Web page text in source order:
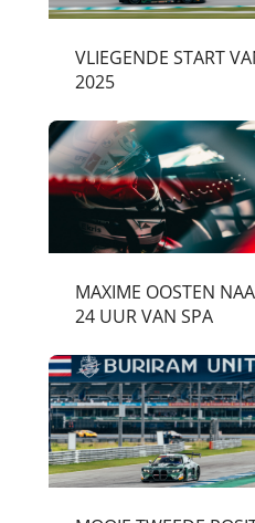
VLIEGENDE START
2025
MAXIME OOSTEN
24 UUR VAN SPA